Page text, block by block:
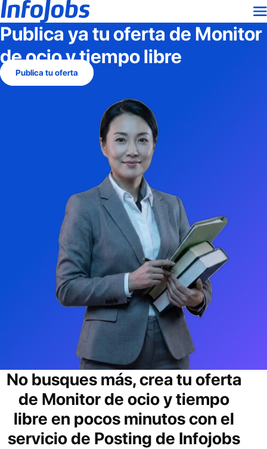
Publica ya tu oferta de Monitor
de ocio y tiempo libre
Publica tu oferta
No busques más, crea tu oferta
de Monitor de ocio y tiempo
libre en pocos minutos con el
servicio de Posting de Infojobs